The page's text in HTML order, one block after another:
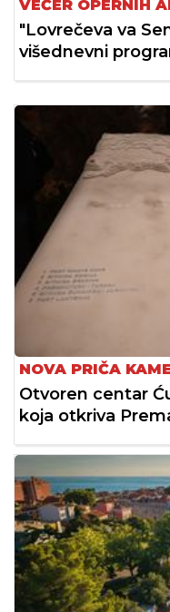
VEČER OPERNIH
"Lovrečeva va
višednevni
NOVA PRIČA
Otvoren centar
koja otkriva